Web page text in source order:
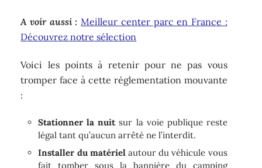
A voir aussi : Meilleur center parc en France :
Découvrez notre sélection
Voici les points à retenir pour ne pas vous
tromper face à cette réglementation mouvante
:
Stationner la nuitsur la voie publique reste
légal tant qu’aucun arrêté ne l’interdit.
Installer du matérielautour du véhicule vous
fait tomber sous la bannière du camping